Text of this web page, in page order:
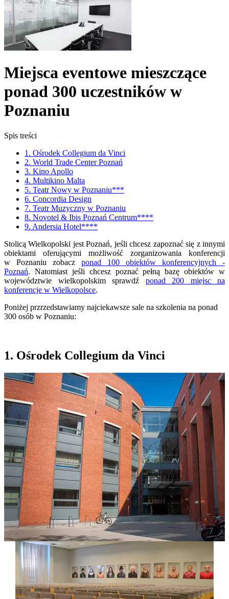
Miejsca eventowe mieszczące
ponad 300 uczestników w
Poznaniu
Spis treści
1. Ośrodek Collegium da Vinci
2. World Trade Center Poznań
3. Kino Apollo
4. Multikino Malta
5. Teatr Nowy w Poznaniu***
6. Concordia Design
7. Teatr Muzyczny w Poznaniu
8. Novotel & Ibis Poznań Centrum****
9. Andersia Hotel****
Stolicą Wielkopolski jest Poznań, jeśli chcesz zapoznać się z innymi
obiektami oferującymi możliwość zorganizowania konferencji
w Poznaniu zobacz ponad 100 obiektów konferencyjnych -
Poznań. Natomiast jeśli chcesz poznać pełną bazę obiektów w
województwie wielkopolskim sprawdź ponad 200 miejsc na
konferencje w Wielkopolsce.
Poniżej przrzedstawiamy najciekawsze sale na szkolenia na ponad
300 osób w Poznaniu:
1. Ośrodek Collegium da Vinci